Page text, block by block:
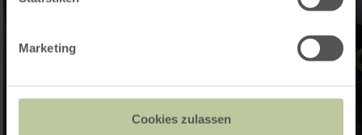
Marketing
Cookies zulassen